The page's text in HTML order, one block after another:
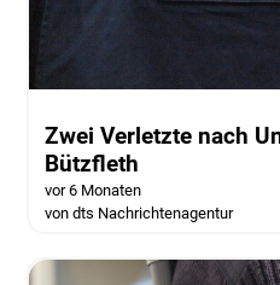
Zwei Verletzte nach
Bützfleth
vor 6 Monaten
von dts Nachrichtenagentur